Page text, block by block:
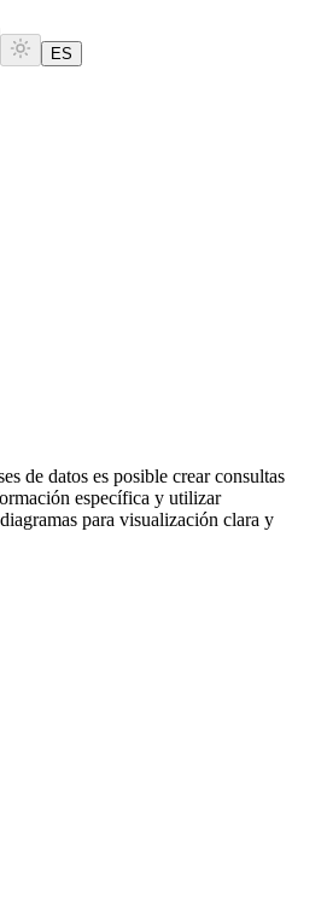
ES
de datos es posible crear consultas
específica y utilizar
para visualización clara y